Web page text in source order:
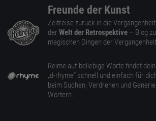
Freunde der Kunst
Zeitreise zurück in die
der Welt der Retrospektive – Blog
magischen Dingen der
Reime auf beliebige Worte findet dein
„d-rhyme” schnell und einfach für
beim Suchen, Verdrehen und
Wörtern.